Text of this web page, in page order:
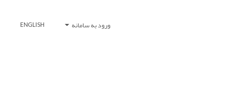
ورود به سامانه ENGLISH